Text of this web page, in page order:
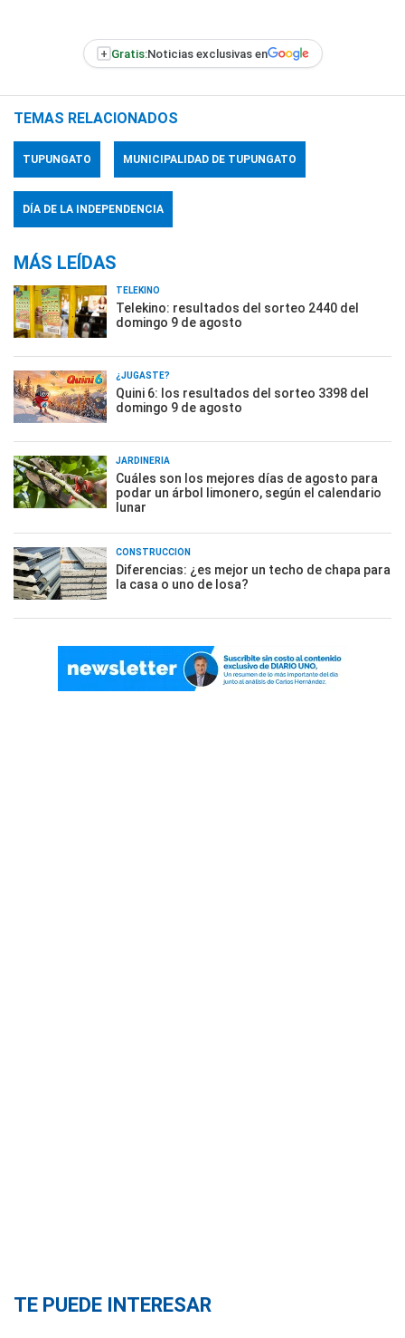
+ Gratis:Noticias exclusivas en
TEMAS RELACIONADOS
TUPUNGATO MUNICIPALIDAD DE TUPUNGATO
DÍA DE LA INDEPENDENCIA
MÁS LEÍDAS
TELEKINO
Telekino: resultados del sorteo 2440 del
domingo 9 de agosto
¿JUGASTE?
Quini 6: los resultados del sorteo 3398 del
domingo 9 de agosto
JARDINERÍA
Cuáles son los mejores días de agosto para
podar un árbol limonero, según el calendario
lunar
CONSTRUCCIÓN
Diferencias: ¿es mejor un techo de chapa para
la casa o uno de losa?
TE PUEDE INTERESAR